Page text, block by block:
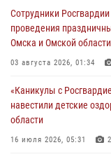
тренировка по
30 июля 2026, 04:39
Росгвардия обеспечила
29 июля 2026, 01:49
Росгвардейцы приняли
Руси в Омске
Сотрудники
проведения
Омска и Омской области
03 августа 2026, 01:34
«Каникулы с
навестили детские
области
16 июля 2026, 05:31 2